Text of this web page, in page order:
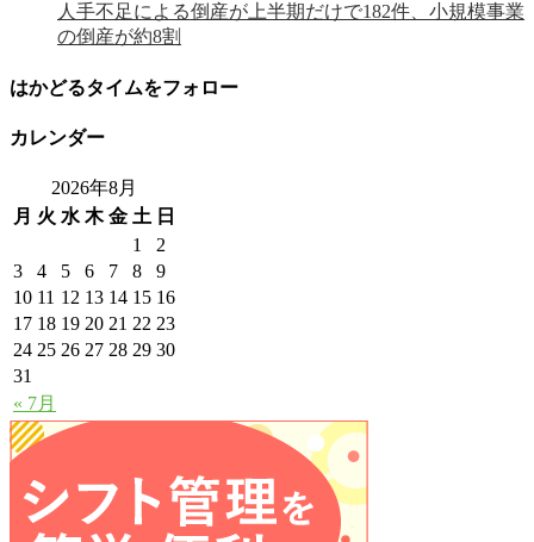
人手不足による倒産が上半期だけで182件、小規模事業
の倒産が約8割
はかどるタイムをフォロー
カレンダー
2026年8月
月 火 水 木 金 土 日
« 7月
1
2
3
4 5 6 7 8
9
10 11 12 13 14 15 16
17 18 19 20 21 22 23
24 25 26 27 28 29 30
31